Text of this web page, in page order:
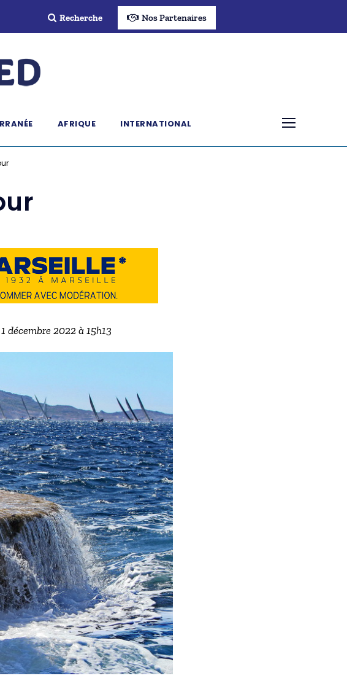
Recherche Nos Partenaires
AFRIQUE INTERNATIONAL
décembre 2022 à 15h13